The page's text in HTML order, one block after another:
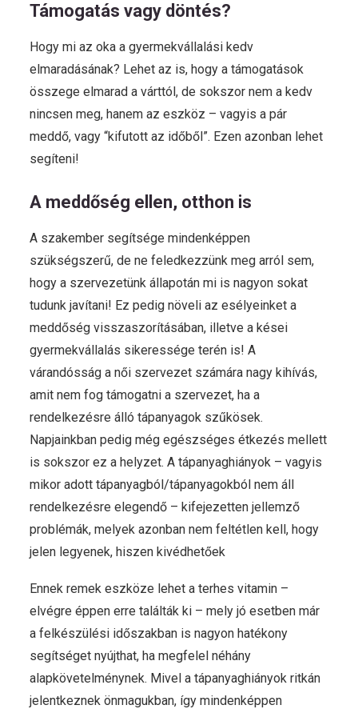
Támogatás vagy döntés?
Hogy mi az oka a gyermekvállalási kedv
elmaradásának? Lehet az is, hogy a támogatások
összege elmarad a várttól, de sokszor nem a kedv
nincsen meg, hanem az eszköz – vagyis a pár
meddő, vagy “kifutott az időből”. Ezen azonban lehet
segíteni!
A meddőség ellen, otthon is
A szakember segítsége mindenképpen
szükségszerű, de ne feledkezzünk meg arról sem,
hogy a szervezetünk állapotán mi is nagyon sokat
tudunk javítani! Ez pedig növeli az esélyeinket a
meddőség visszaszorításában, illetve a kései
gyermekvállalás sikeressége terén is! A
várandósság a női szervezet számára nagy kihívás,
amit nem fog támogatni a szervezet, ha a
rendelkezésre álló tápanyagok szűkösek.
Napjainkban pedig még egészséges étkezés mellett
is sokszor ez a helyzet. A tápanyaghiányok – vagyis
mikor adott tápanyagból/tápanyagokból nem áll
rendelkezésre elegendő – kifejezetten jellemző
problémák, melyek azonban nem feltétlen kell, hogy
jelen legyenek, hiszen kivédhetőek
Ennek remek eszköze lehet a terhes vitamin –
elvégre éppen erre találták ki – mely jó esetben már
a felkészülési időszakban is nagyon hatékony
segítséget nyújthat, ha megfelel néhány
alapkövetelménynek. Mivel a tápanyaghiányok ritkán
jelentkeznek önmagukban, így mindenképpen